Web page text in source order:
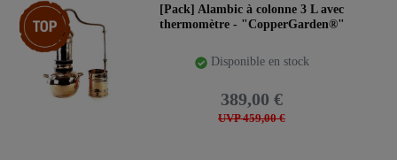
Article phare
[Pack] Alambic à colonne 3 L avec
thermomètre - "CopperGarden®"
Disponible en stock
UVP 459,00 €
389,00 €